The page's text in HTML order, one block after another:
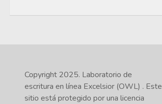
Copyright 2025. Laboratorio de
escritura en línea Excelsior (OWL) . Este
sitio está protegido por una licencia